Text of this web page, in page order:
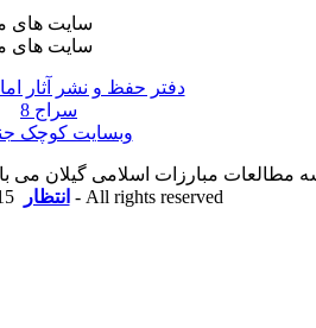
سایت های
سایت های
دفتر حفظ و نشر آثار
سراج 8
وبسایت کوچک
مبارزات اسلامی گیلان می
انتظار 2015-2016 - All rights reserved